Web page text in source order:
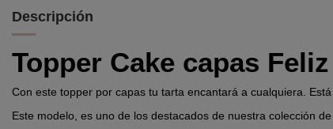
Descripción
Topper Cake capas
Con este topper por capas tu tarta encantará a cualquiera.
Este modelo, es uno de los destacados de nuestra colección de